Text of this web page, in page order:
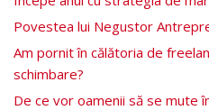
Povestea lui Negustor
Am pornit în călătoria de
schimbare?
De ce vor oamenii să se mute